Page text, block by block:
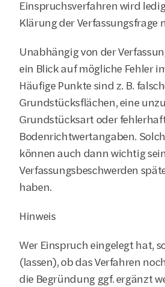
Einspruchsverfahren wird
Klärung der Verfassungsfrage
Unabhängig von der
ein Blick auf mögliche Fehler
Häufige Punkte sind z. B.
Grundstücksflächen, eine
Grundstücksart oder
Bodenrichtwertangaben.
können auch dann wichtig
Verfassungsbeschwerden
haben.
Hinweis
Wer Einspruch eingelegt hat,
(lassen), ob das Verfahren
die Begründung ggf. ergänzt